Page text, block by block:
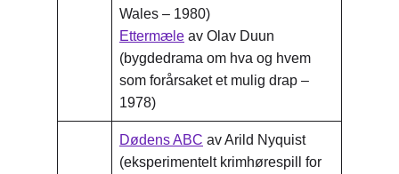
Wales – 1980)
Ettermæle av Olav Duun
(bygdedrama om hva og hvem
som forårsaket et mulig drap –
1978)
Dødens ABC av Arild Nyquist
(eksperimentelt krimhørespill for